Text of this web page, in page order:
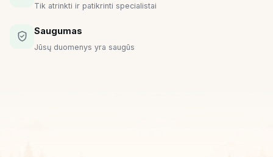
Tik atrinkti ir patikrinti specialistai
Saugumas
Jūsų duomenys yra saugūs